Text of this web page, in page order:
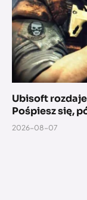
Ubisoft
Pośpiesz się,
2026-08-07